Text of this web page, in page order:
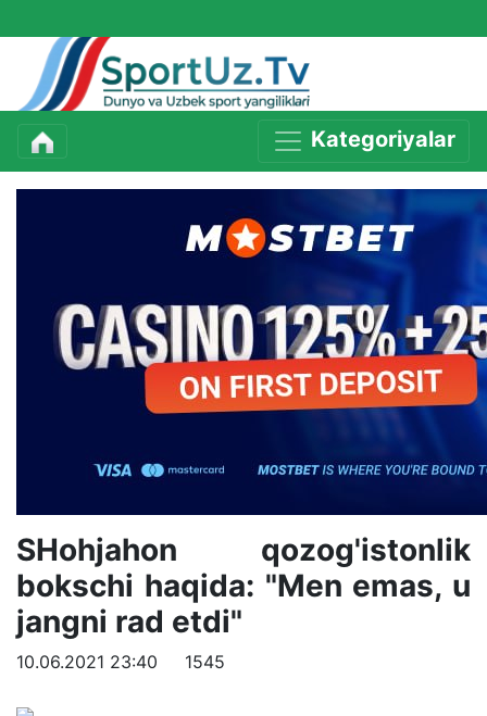
Kategoriyalar
SHohjahon qozog'istonlik
bokschi haqida: "Men emas, u
jangni rad etdi"
10.06.2021 23:40 1545